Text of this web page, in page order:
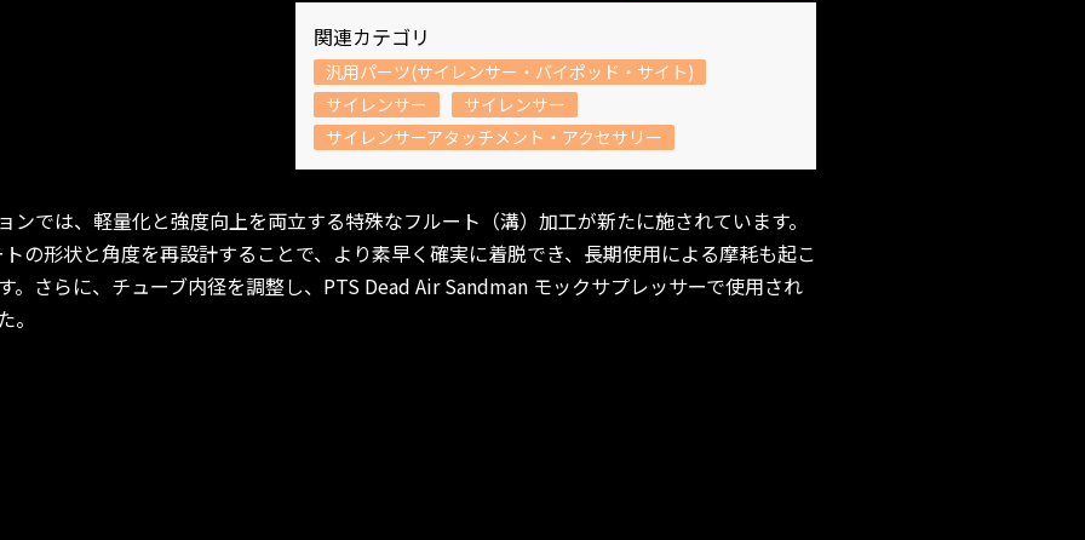
関連カテゴリ
汎用パーツ(サイレンサー・バイポッド・サイト)
サイレンサー
サイレンサー
サイレンサーアタッチメント・アクセサリー
ンでは、軽量化と強度向上を両立する特殊なフルート（溝）加工が新たに施されています。
の形状と角度を再設計することで、より素早く確実に着脱でき、長期使用による摩耗も起こ
。さらに、チューブ内径を調整し、PTS Dead Air Sandman モックサプレッサーで使用され